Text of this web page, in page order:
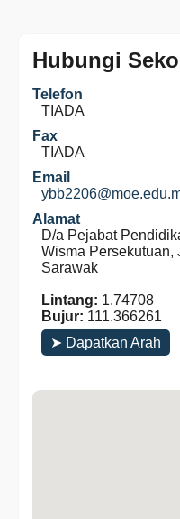
Hubungi
Telefon
TIADA
Fax
TIADA
Email
Alamat
D/a Pejabat
Wisma Persekutuan,
Sarawak
Lintang: 1.74708
Bujur: 111.366261
➤ Dapatkan Arah